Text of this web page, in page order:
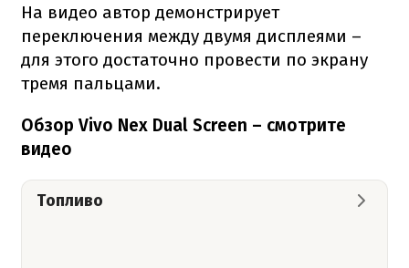
На видео автор демонстрирует
переключения между двумя дисплеями –
для этого достаточно провести по экрану
тремя пальцами.
Обзор Vivo Nex Dual Screen – смотрите
видео
Топливо